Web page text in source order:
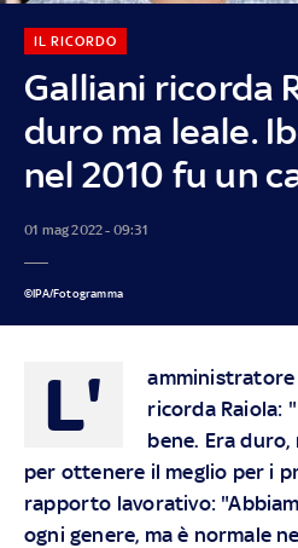
Galliani ricorda
duro ma leale.
nel 2010 fu un
IL RICORDO
01 mag 2022 - 09:31
©IPA/Fotogramma
L'
amministratore
ricorda Raiola:
bene. Era
per ottenere il meglio per i
rapporto lavorativo:
ogni genere, ma è normale